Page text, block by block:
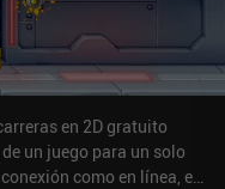
en 2D gratuito
un juego para un solo
como en línea, en